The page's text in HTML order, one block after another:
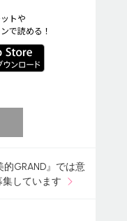
トや
で読める！
的GRAND』では意
しています